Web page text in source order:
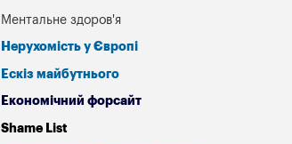
Ментальне здоров'я
Нерухомість у Європі
Ескіз майбутнього
Економічний форсайт
Shame List